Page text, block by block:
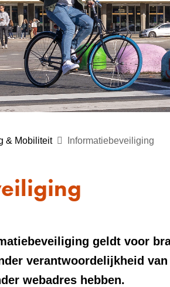
& Mobiliteit Informatiebeveiliging
geldt voor
verantwoordelijkheid
webadres hebben.